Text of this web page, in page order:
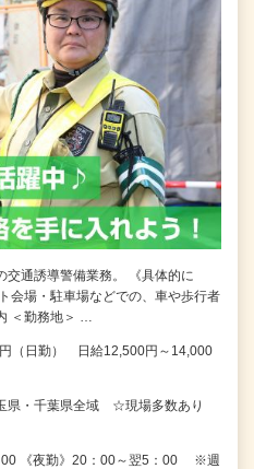
交通誘導警備業務。 《具体的に
場・駐車場などでの、車や歩行者
＜勤務地＞ …
（日勤） 日給12,500円～14,000
県・千葉県全域 ☆現場多数あり
00 《夜勤》20：00～翌5：00 ※週